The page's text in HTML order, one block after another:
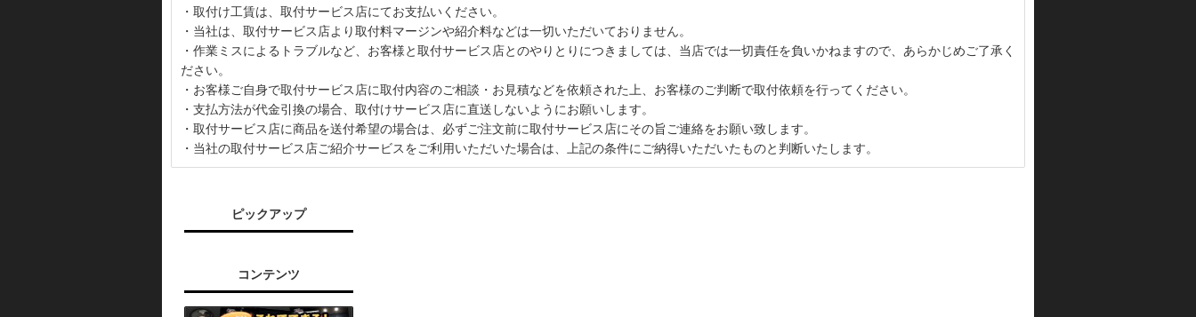
・取付け工賃は、取付サービス店にてお支払いください。
・当社は、取付サービス店より取付料マージンや紹介料などは一切いただいておりません。
・作業ミスによるトラブルなど、お客様と取付サービス店とのやりとりにつきましては、当店では一切責任を負いかねますので、あらかじめご了承く
ださい。
・お客様ご自身で取付サービス店に取付内容のご相談・お見積などを依頼された上、お客様のご判断で取付依頼を行ってください。
・支払方法が代金引換の場合、取付けサービス店に直送しないようにお願いします。
・取付サービス店に商品を送付希望の場合は、必ずご注文前に取付サービス店にその旨ご連絡をお願い致します。
・当社の取付サービス店ご紹介サービスをご利用いただいた場合は、上記の条件にご納得いただいたものと判断いたします。
ピックアップ
コンテンツ